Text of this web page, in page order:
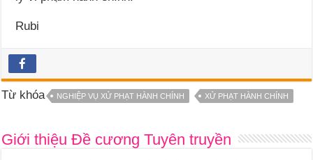
Rubi
Từ khóa NGHIỆP VỤ XỬ PHẠT HÀNH CHÍNH XỬ PHẠT HÀNH CHÍNH
Giới thiệu Đề cương Tuyên truyền